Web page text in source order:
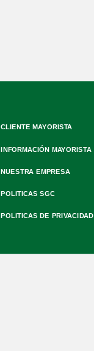
CLIENTE MAYORISTA
INFORMACIÓN MAYORISTA
NUESTRA EMPRESA
POLITICAS SGC
POLITICAS DE PRIVACIDAD